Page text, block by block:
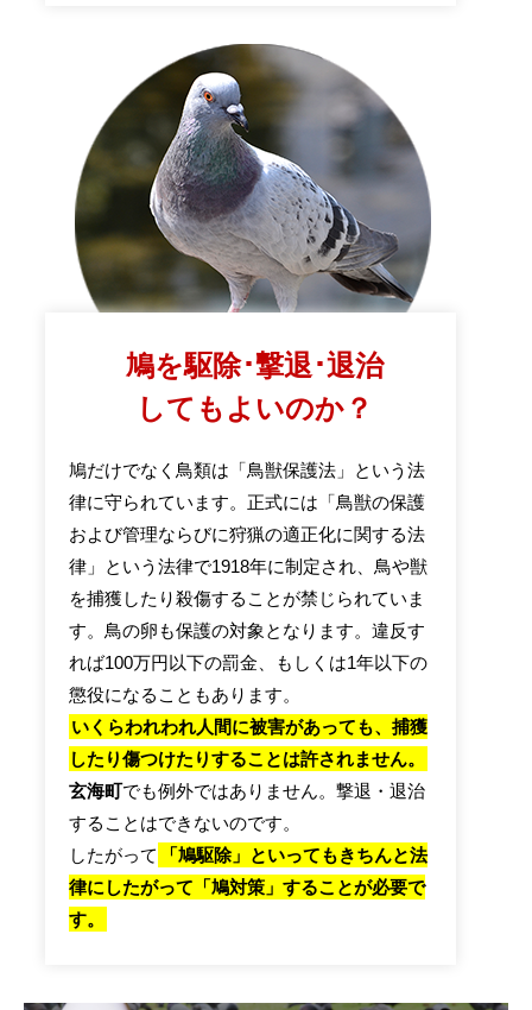
鳩を駆除･撃退･退治
してもよいのか？
鳩だけでなく鳥類は「鳥獣保護法」という法
律に守られています。正式には「鳥獣の保護
および管理ならびに狩猟の適正化に関する法
律」という法律で1918年に制定され、鳥や獣
を捕獲したり殺傷することが禁じられていま
す。鳥の卵も保護の対象となります。違反す
れば100万円以下の罰金、もしくは1年以下の
懲役になることもあります。
いくらわれわれ人間に被害があっても、捕獲
したり傷つけたりすることは許されません。
玄海町でも例外ではありません。撃退・退治
することはできないのです。
したがって
「鳩駆除」といってもきちんと法
律にしたがって「鳩対策」することが必要で
す。